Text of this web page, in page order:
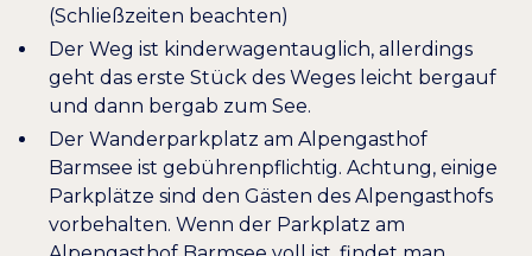
(Schließzeiten beachten)
Der Weg ist kinderwagentauglich, allerdings
geht das erste Stück des Weges leicht bergauf
und dann bergab zum See.
Der Wanderparkplatz am Alpengasthof
Barmsee ist gebührenpflichtig. Achtung, einige
Parkplätze sind den Gästen des Alpengasthofs
vorbehalten. Wenn der Parkplatz am